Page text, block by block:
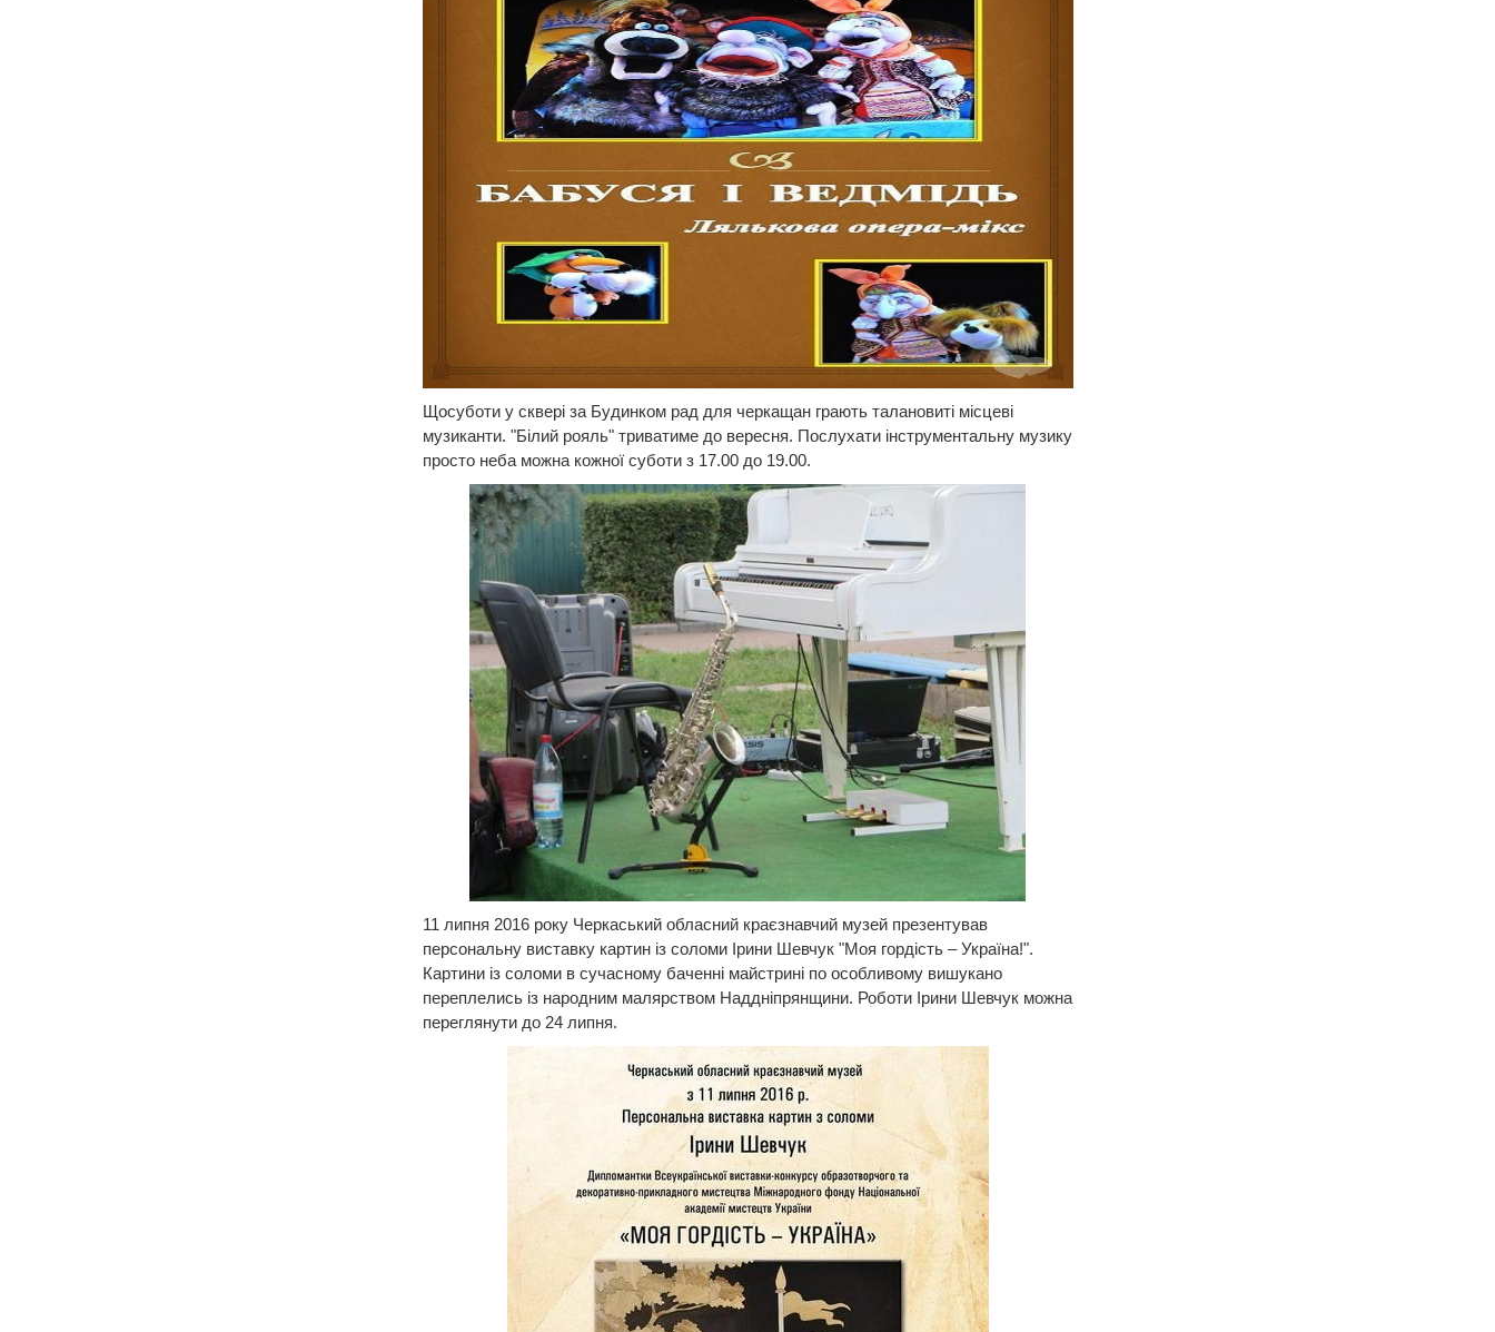
Щосуботи у сквері за Будинком рад для черкащан грають талановиті місцеві
музиканти. "Білий рояль" триватиме до вересня. Послухати інструментальну музику
просто неба можна кожної суботи з 17.00 до 19.00.
11 липня 2016 року Черкаський обласний краєзнавчий музей презентував
персональну виставку картин із соломи Ірини Шевчук "Моя гордість – Україна!".
Картини із соломи в сучасному баченні майстрині по особливому вишукано
переплелись із народним малярством Наддніпрянщини. Роботи Ірини Шевчук можна
переглянути до 24 липня.